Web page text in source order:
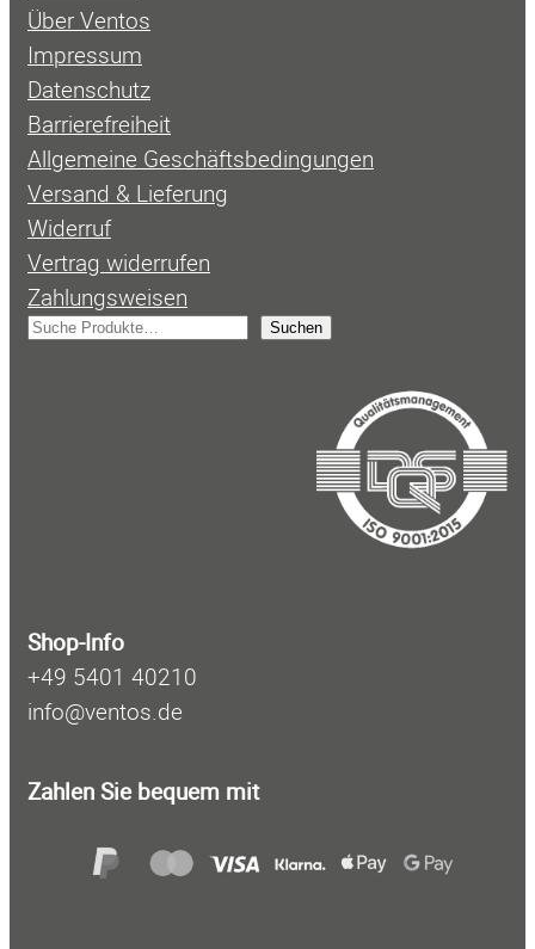
Über Ventos
Impressum
Datenschutz
Barrierefreiheit
Allgemeine Geschäftsbedingungen
Versand & Lieferung
Widerruf
Vertrag widerrufen
Zahlungsweisen
S
Suchen
Shop-Info
+49 5401 40210
info@ventos.de
Zahlen Sie bequem mit